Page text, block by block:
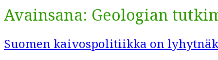
Avainsana: Geologian
Suomen kaivospolitiikka on